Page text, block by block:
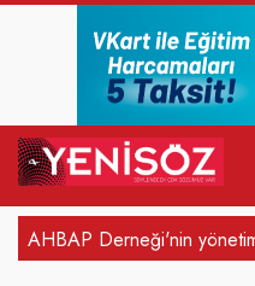
AHBAP Derneği'nin